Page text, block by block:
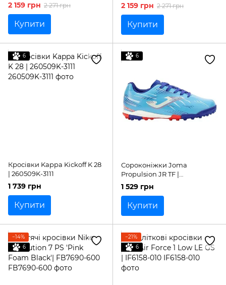
2 159 грн 2 271 грн
Купити
2 159 грн 2 271 грн
Купити
6
Кросівки Kappa Kickoff K 28
| 260509K-3111
1 739 грн
Купити
6
Сороконіжки Joma
Propulsion JR TF |
PRJS2505TF
1 529 грн
Купити
−14%
6
−21%
6